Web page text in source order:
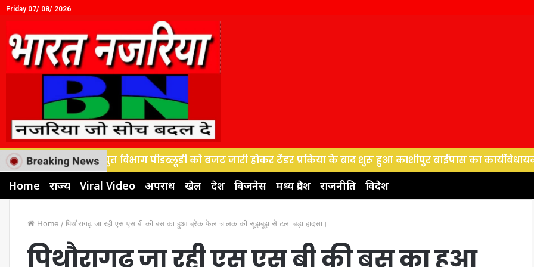
Friday 07/ 08/ 2026
सस्थान, विद्युत विभाग पीडब्लूडी को बजट जारी होकर टेंडर प्रकिया के बाद शुरू हुआ काशीपुर बाईपास का कार्यविधायक ने
Home राज्य Viral Video अपराध खेल देश बिजनेस मध्य प्रदेश राजनीति विदेश
Home / पिथौरागढ़ जा रही एस एस बी की बस का हुआ ब्रेक फेल चालक की सूझबूझ से टला बड़ा हादसा।
पिथौरागढ़ जा रही एस एस बी की बस का हुआ